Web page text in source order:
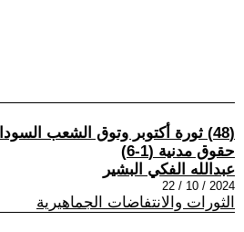
(48) ثورة أكتوبر وتوق الشعب
حقوق مدنية (1-6)
عبدالله الفكي البشير
2024 / 10 / 22
الثورات والانتفاضات الجماهيرية